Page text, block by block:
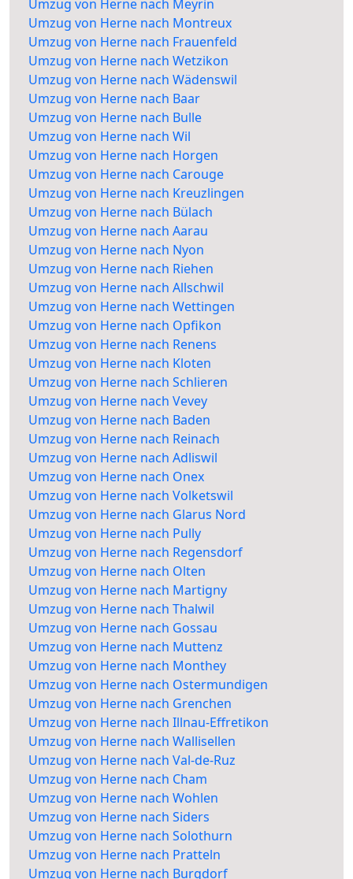
Umzug von Herne nach Meyrin
Umzug von Herne nach Montreux
Umzug von Herne nach Frauenfeld
Umzug von Herne nach Wetzikon
Umzug von Herne nach Wädenswil
Umzug von Herne nach Baar
Umzug von Herne nach Bulle
Umzug von Herne nach Wil
Umzug von Herne nach Horgen
Umzug von Herne nach Carouge
Umzug von Herne nach Kreuzlingen
Umzug von Herne nach Bülach
Umzug von Herne nach Aarau
Umzug von Herne nach Nyon
Umzug von Herne nach Riehen
Umzug von Herne nach Allschwil
Umzug von Herne nach Wettingen
Umzug von Herne nach Opfikon
Umzug von Herne nach Renens
Umzug von Herne nach Kloten
Umzug von Herne nach Schlieren
Umzug von Herne nach Vevey
Umzug von Herne nach Baden
Umzug von Herne nach Reinach
Umzug von Herne nach Adliswil
Umzug von Herne nach Onex
Umzug von Herne nach Volketswil
Umzug von Herne nach Glarus Nord
Umzug von Herne nach Pully
Umzug von Herne nach Regensdorf
Umzug von Herne nach Olten
Umzug von Herne nach Martigny
Umzug von Herne nach Thalwil
Umzug von Herne nach Gossau
Umzug von Herne nach Muttenz
Umzug von Herne nach Monthey
Umzug von Herne nach Ostermundigen
Umzug von Herne nach Grenchen
Umzug von Herne nach Illnau-Effretikon
Umzug von Herne nach Wallisellen
Umzug von Herne nach Val-de-Ruz
Umzug von Herne nach Cham
Umzug von Herne nach Wohlen
Umzug von Herne nach Siders
Umzug von Herne nach Solothurn
Umzug von Herne nach Pratteln
Umzug von Herne nach Burgdorf